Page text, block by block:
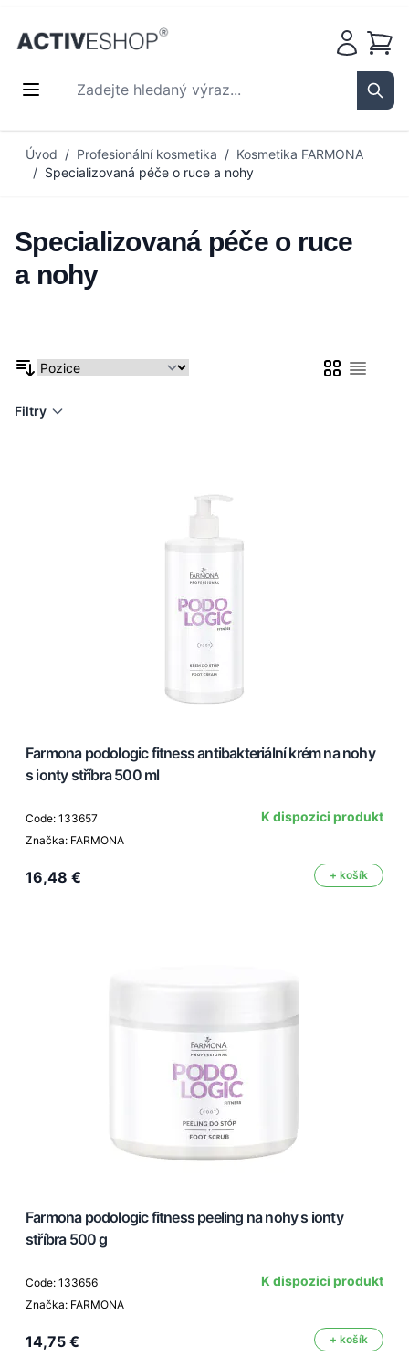
Zadejte hledaný výraz...
Košík
Úvod / Profesionální kosmetika / Kosmetika FARMONA
/ Specializovaná péče o ruce a nohy
Specializovaná péče o ruce
a nohy
MřížkaSeznam
Filtry
Farmona podologic fitness antibakteriální krém na nohy
s ionty stříbra 500 ml
Code: 133657
Značka: FARMONA
K dispozici produkt
16,48 € + košík
Farmona podologic fitness peeling na nohy s ionty
stříbra 500 g
Code: 133656
Značka: FARMONA
K dispozici produkt
14,75 € + košík